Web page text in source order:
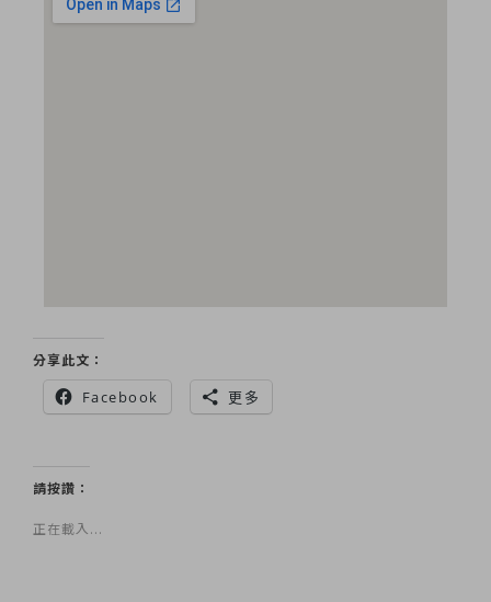
分享此文：
Facebook 更多
請按讚：
正在載入...